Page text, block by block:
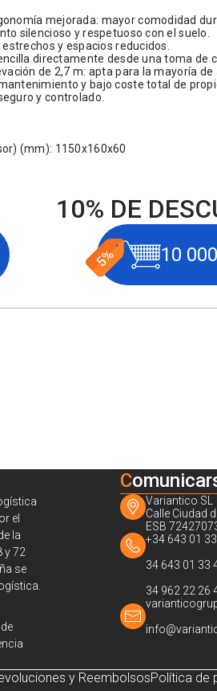
mejorada: mayor comodidad
silencioso y respetuoso con el suelo.
y espacios reducidos.
directamente desde una toma de
de 2,7 m: apta para la mayoría de
y bajo coste total de
y controlado.
(mm): 1150x160x60
10% DE
10
el
la
y 72
se
C
Variantico SL
Calle Ciudad
ESB
+34 643 01
34 643 01 33
34 962 22 26
y ReembolsosPolítica de